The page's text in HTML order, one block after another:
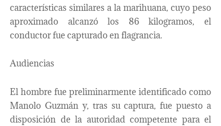
características similares a la marihuana, cuyo peso
aproximado alcanzó los 86 kilogramos, el
conductor fue capturado en flagrancia.
Audiencias
El hombre fue preliminarmente identificado como
Manolo Guzmán y, tras su captura, fue puesto a
disposición de la autoridad competente para el